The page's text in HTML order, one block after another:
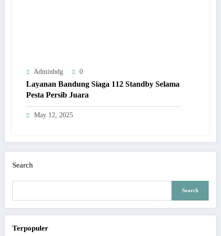
Adminbdg 0
Layanan Bandung Siaga 112 Standby Selama
Pesta Persib Juara
May 12, 2025
Search
Search
Terpopuler